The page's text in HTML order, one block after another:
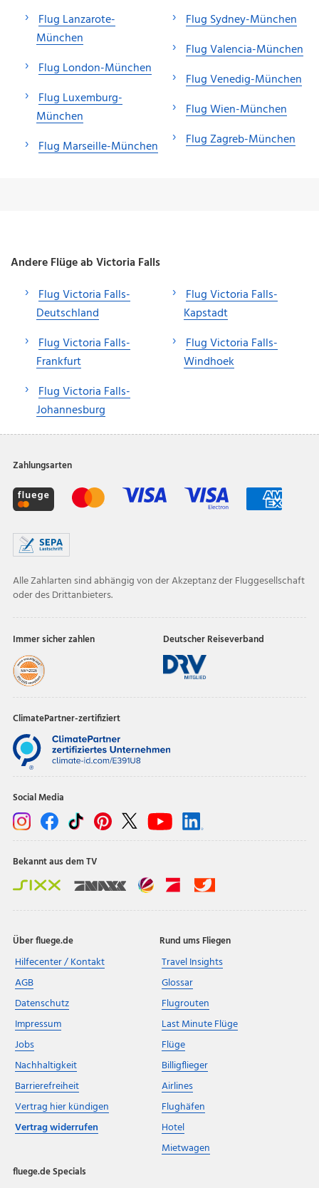
Flug Lanzarote-
München
Flug London-München
Flug Luxemburg-
München
Flug Marseille-München
Flug Sydney-München
Flug Valencia-München
Flug Venedig-München
Flug Wien-München
Flug Zagreb-München
Andere Flüge ab Victoria Falls
Flug Victoria Falls-
Deutschland
Flug Victoria Falls-
Frankfurt
Flug Victoria Falls-
Johannesburg
Flug Victoria Falls-
Kapstadt
Flug Victoria Falls-
Windhoek